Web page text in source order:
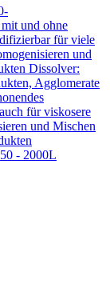
und ohne
für viele
und
Dissolver:
Agglomerate
für viskosere
und Mischen
- 2000L